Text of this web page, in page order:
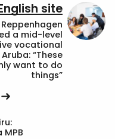
site
a mid-level
vocational
“These
want to do
things”